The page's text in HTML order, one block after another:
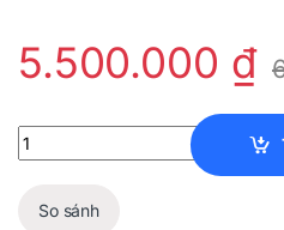
5.500.000 ₫
Bếp Từ GKÖCH 7372DS2 -
So sánh